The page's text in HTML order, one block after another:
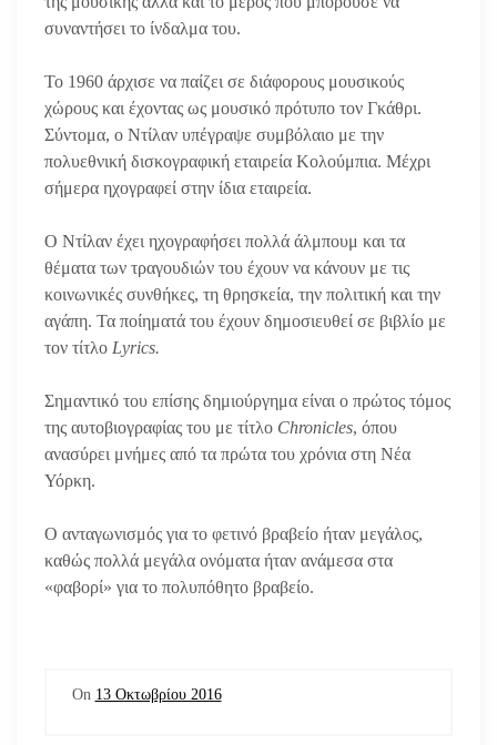
συναντήσει το ίνδαλμα του.
Το 1960 άρχισε να παίζει σε διάφορους μουσικούς
χώρους και έχοντας ως μουσικό πρότυπο τον Γκάθρι.
Σύντομα, ο Ντίλαν υπέγραψε συμβόλαιο με την
πολυεθνική δισκογραφική εταιρεία Κολούμπια. Μέχρι
σήμερα ηχογραφεί στην ίδια εταιρεία.
Ο Ντίλαν έχει ηχογραφήσει πολλά άλμπουμ και τα
θέματα των τραγουδιών του έχουν να κάνουν με τις
κοινωνικές συνθήκες, τη θρησκεία, την πολιτική και την
αγάπη. Τα ποίηματά του έχουν δημοσιευθεί σε βιβλίο με
τον τίτλο Lyrics.
Σημαντικό του επίσης δημιούργημα είναι ο πρώτος τόμος
της αυτοβιογραφίας του με τίτλο Chronicles, όπου
ανασύρει μνήμες από τα πρώτα του χρόνια στη Νέα
Υόρκη.
Ο ανταγωνισμός για το φετινό βραβείο ήταν μεγάλος,
καθώς πολλά μεγάλα ονόματα ήταν ανάμεσα στα
«φαβορί» για το πολυπόθητο βραβείο.
On 13 Οκτωβρίου 2016